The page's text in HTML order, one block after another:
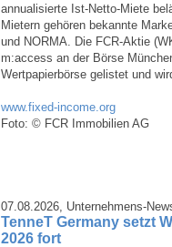
annualisierte Ist-Netto-Miete
Mietern gehören bekannte
und NORMA. Die FCR-Aktie
m:access an der Börse
Wertpapierbörse gelistet und
www.fixed-income.org
Foto: © FCR Immobilien AG
07.08.2026, Unternehmens-
TenneT Germany setzt
2026 fort